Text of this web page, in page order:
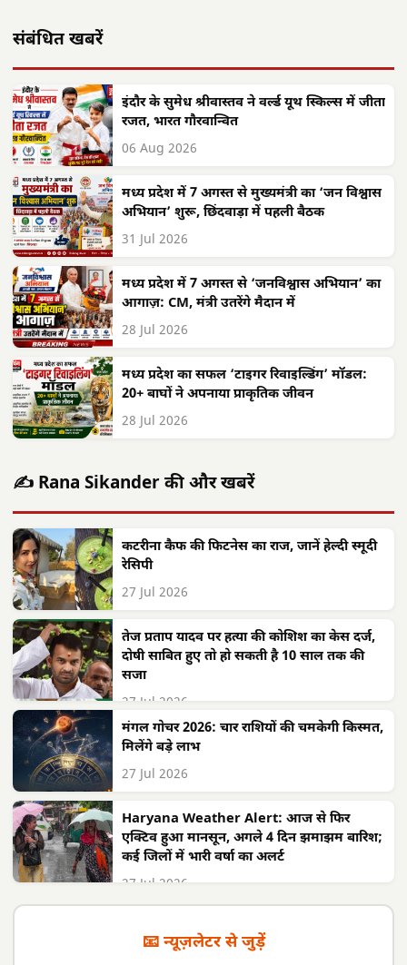
संबंधित खबरें
इंदौर के सुमेध श्रीवास्तव ने वर्ल्ड यूथ स्किल्स में जीता
रजत, भारत गौरवान्वित
06 Aug 2026
मध्य प्रदेश में 7 अगस्त से मुख्यमंत्री का ‘जन विश्वास
अभियान’ शुरू, छिंदवाड़ा में पहली बैठक
31 Jul 2026
मध्य प्रदेश में 7 अगस्त से ‘जनविश्वास अभियान’ का
आगाज़: CM, मंत्री उतरेंगे मैदान में
28 Jul 2026
मध्य प्रदेश का सफल ‘टाइगर रिवाइल्डिंग’ मॉडल:
20+ बाघों ने अपनाया प्राकृतिक जीवन
28 Jul 2026
✍️ Rana Sikander की और खबरें
कटरीना कैफ की फिटनेस का राज, जानें हेल्दी स्मूदी
रेसिपी
27 Jul 2026
तेज प्रताप यादव पर हत्या की कोशिश का केस दर्ज,
दोषी साबित हुए तो हो सकती है 10 साल तक की
सजा
27 Jul 2026
मंगल गोचर 2026: चार राशियों की चमकेगी किस्मत,
मिलेंगे बड़े लाभ
27 Jul 2026
Haryana Weather Alert: आज से फिर
एक्टिव हुआ मानसून, अगले 4 दिन झमाझम बारिश;
कई जिलों में भारी वर्षा का अलर्ट
27 Jul 2026
📧 न्यूज़लेटर से जुड़ें